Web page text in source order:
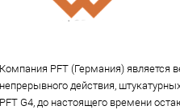
Компания PFT (Германия) является
непрерывного действия,
PFT G4, до настоящего времени